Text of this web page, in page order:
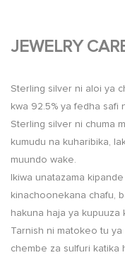
JEWELRY
Sterling silver ni aloi ya
kwa 92.5% ya fedha safi
Sterling silver ni chuma
kumudu na kuharibika,
muundo wake.
Ikiwa unatazama
kinachoonekana chafu,
hakuna haja ya kupuuza
Tarnish ni matokeo tu
chembe za sulfuri katika